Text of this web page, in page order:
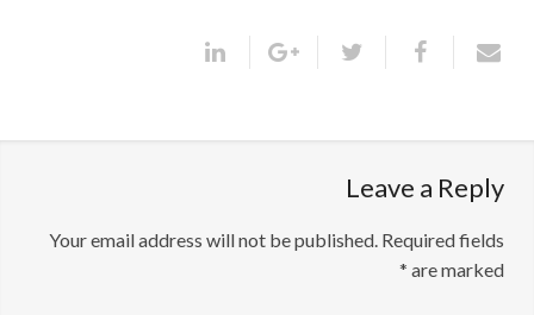
Leave a Reply
Your email address will not be published. Required fields
are marked
*